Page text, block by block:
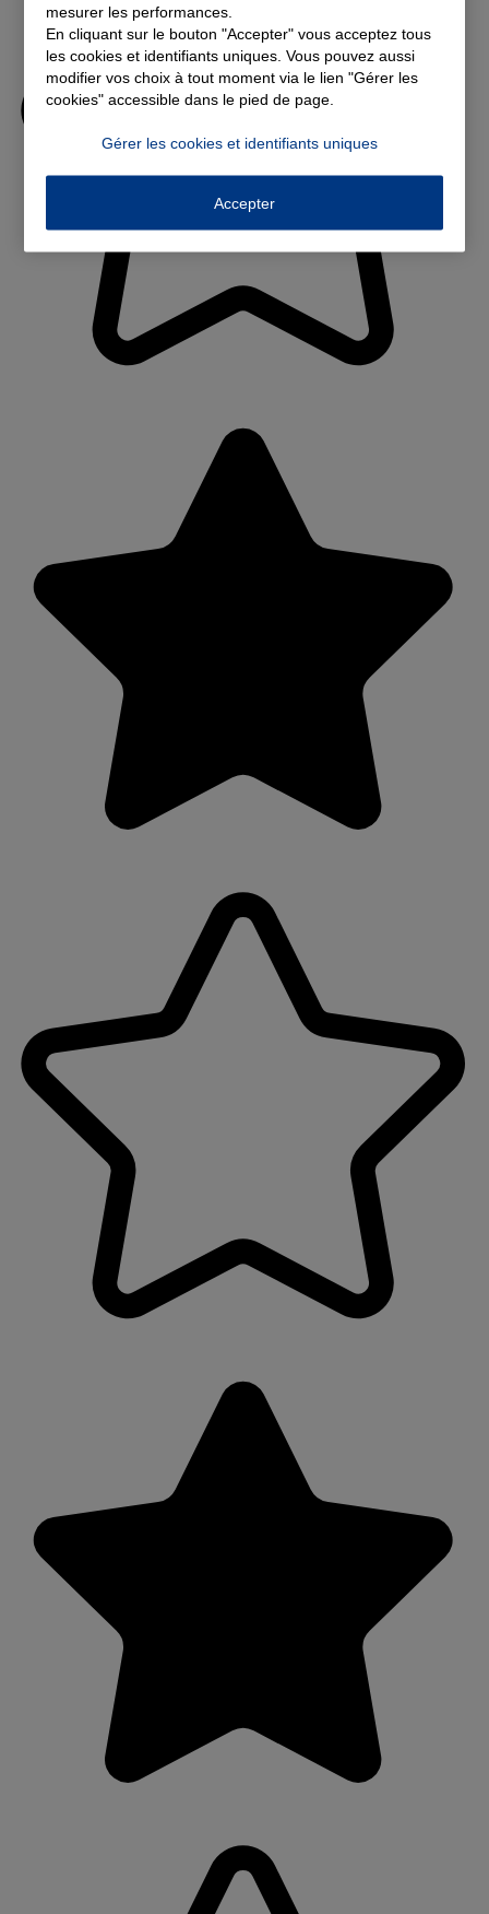
mesurer les performances.
En cliquant sur le bouton "Accepter" vous acceptez tous
les cookies et identifiants uniques. Vous pouvez aussi
modifier vos choix à tout moment via le lien "Gérer les
cookies" accessible dans le pied de page.
Gérer les cookies et identifiants uniques
Accepter